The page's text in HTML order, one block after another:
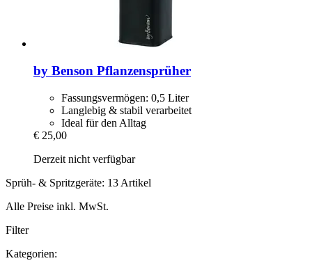
by Benson Pflanzensprüher
Fassungsvermögen: 0,5 Liter
Langlebig & stabil verarbeitet
Ideal für den Alltag
€ 25,00
Derzeit nicht verfügbar
Sprüh- & Spritzgeräte: 13 Artikel
Alle Preise inkl. MwSt.
Filter
Kategorien: